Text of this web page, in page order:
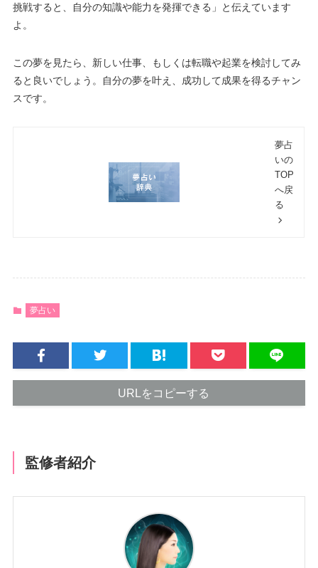
挑戦すると、自分の知識や能力を発揮できる」と伝えています
よ。
この夢を見たら、新しい仕事、もしくは転職や起業を検討してみ
ると良いでしょう。自分の夢を叶え、成功して成果を得るチャン
スです。
夢占
いの
TOP
へ戻
る
夢占い
URLをコピーする
監修者紹介